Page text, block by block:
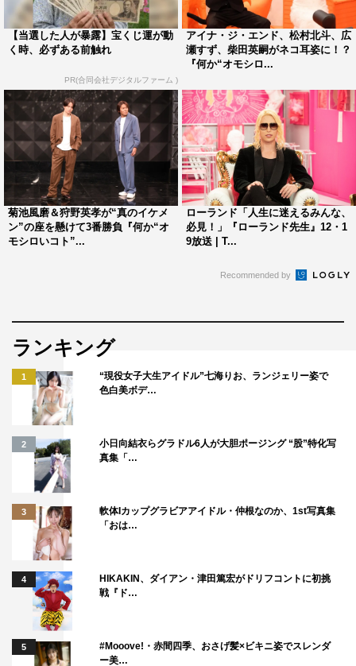
ゲスト：黒島結菜、大久保佳代子（オアシズ）、春日俊彰
（オードリー）、若槻千夏
https://twitter.com/nanka_omo
公式TikTok：https://www.tiktok.com/@nanka_omo
TVer：https://tver.jp/series/srajiec0m4
FOD：https://fod.fujitv.co.jp/title/00d2/
©フジテレビ
菊池風磨
【当選した人が暴露】宝くじ運が動
く時、必ずある前触れ
PR(合同会社デジタルファーム )
アイナ・ジ・エンド、松村北斗、広
瀬すず、柴田英嗣がネコ耳姿に！？
『何か“オモシロ...
菊池風磨＆狩野英孝が“真のイケメ
ン”の座を懸けて3番勝負『何か“オ
モシロいコト”...
ローランド「人生に迷えるみんな、
必見！」『ローランド先生』12・1
9放送 | T...
Recommended by
ランキング
1
“現役女子大生アイドル”七海りお、ランジェリー姿で
色白美ボデ…
2
小日向結衣らグラドル6人が大胆ポージング “股”特化写
真集「…
3
軟体Iカップグラビアアイドル・仲根なのか、1st写真集
「おは…
4
HIKAKIN、ダイアン・津田篤宏がドリフコントに初挑
戦『ド…
5
#Mooove!・赤間四季、おさげ髪×ビキニ姿でスレンダ
ー美…